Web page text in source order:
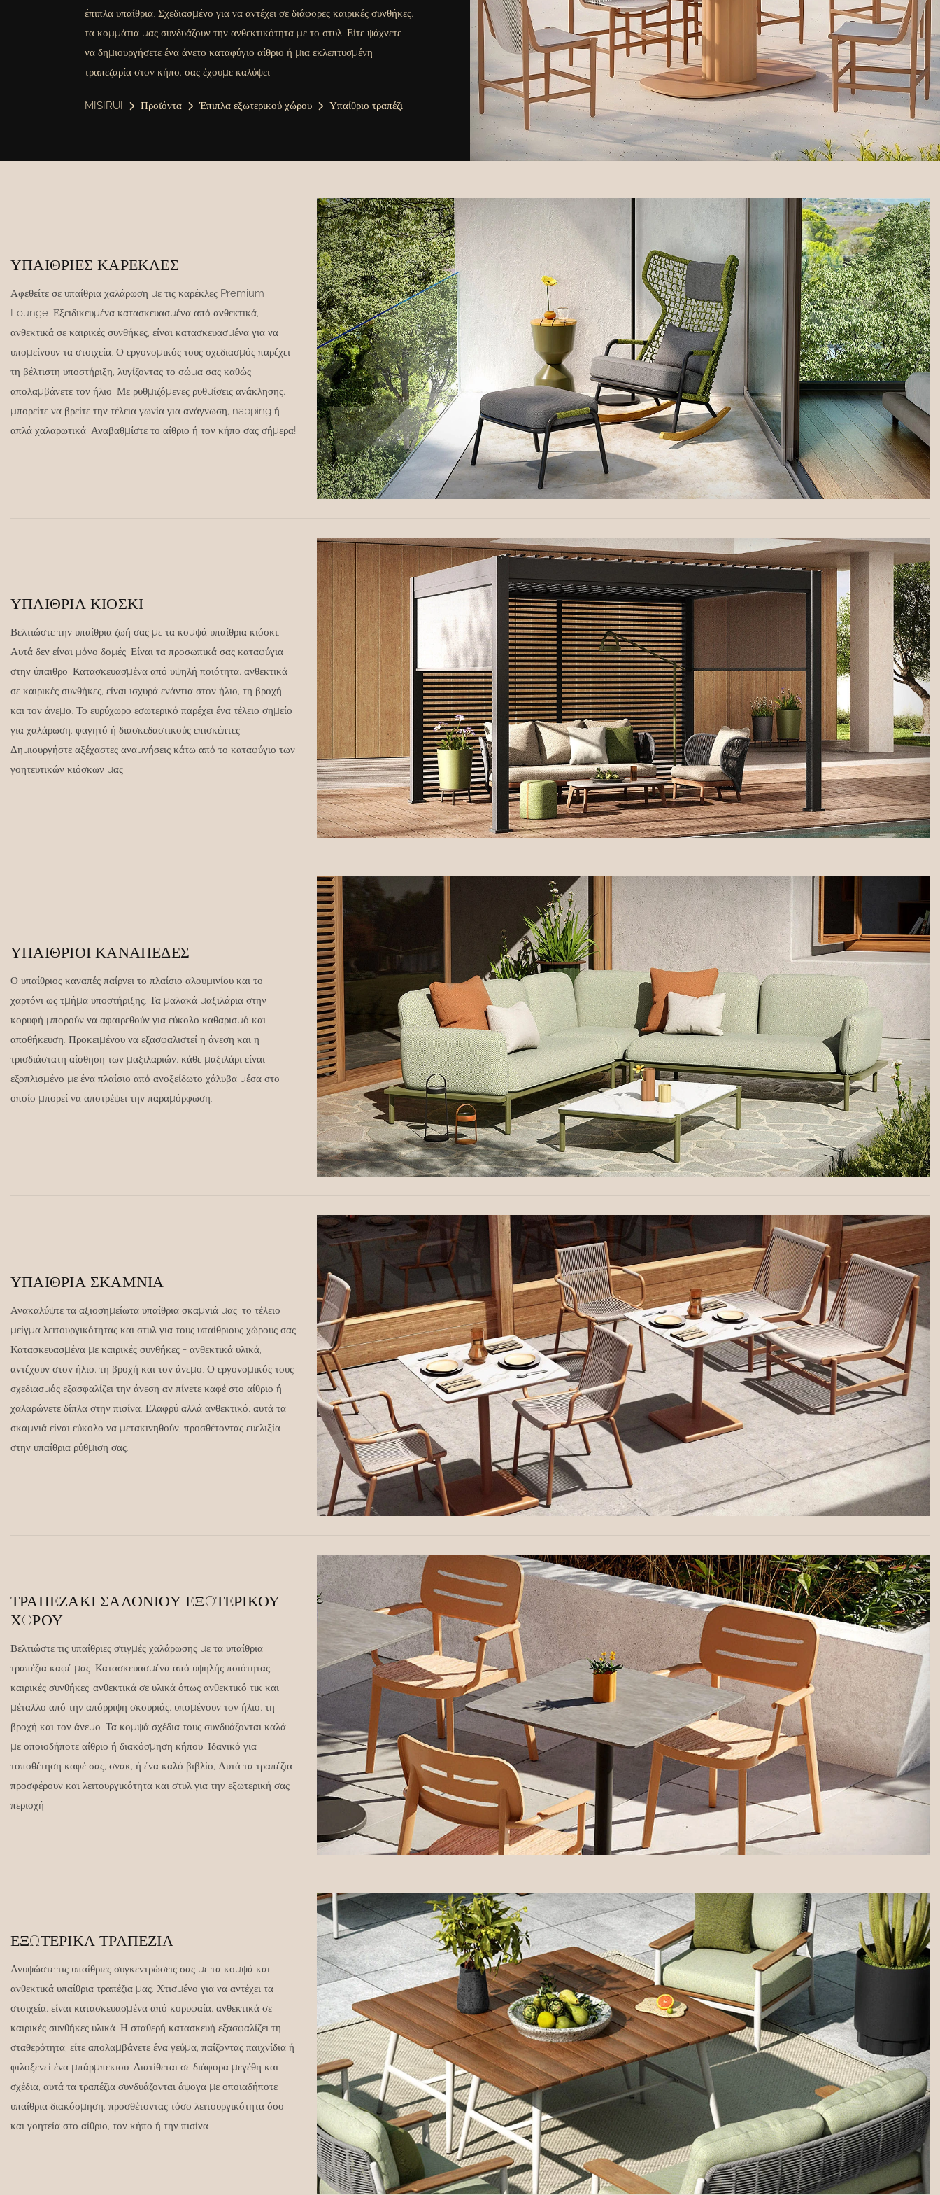
έπιπλα υπαίθρια. Σχεδιασμένο για να αντέχει σε διάφορες καιρικές συνθήκες,
τα κομμάτια μας συνδυάζουν την ανθεκτικότητα με το στυλ. Είτε ψάχνετε
να δημιουργήσετε ένα άνετο καταφύγιο αίθριο ή μια εκλεπτυσμένη
τραπεζαρία στον κήπο, σας έχουμε καλύψει.
MISIRUI Προϊόντα Έπιπλα εξωτερικού χώρου Υπαίθριο τραπέζι
ΥΠΑΊΘΡΙΕΣ ΚΑΡΈΚΛΕΣ
Αφεθείτε σε υπαίθρια χαλάρωση με τις καρέκλες Premium
Lounge. Εξειδικευμένα κατασκευασμένα από ανθεκτικά,
ανθεκτικά σε καιρικές συνθήκες, είναι κατασκευασμένα για να
υπομείνουν τα στοιχεία. Ο εργονομικός τους σχεδιασμός παρέχει
τη βέλτιστη υποστήριξη, λυγίζοντας το σώμα σας καθώς
απολαμβάνετε τον ήλιο. Με ρυθμιζόμενες ρυθμίσεις ανάκλησης,
μπορείτε να βρείτε την τέλεια γωνία για ανάγνωση, napping ή
απλά χαλαρωτικά. Αναβαθμίστε το αίθριο ή τον κήπο σας σήμερα!
ΥΠΑΊΘΡΙΑ ΚΙΌΣΚΙ
Βελτιώστε την υπαίθρια ζωή σας με τα κομψά υπαίθρια κιόσκι.
Αυτά δεν είναι μόνο δομές. Είναι τα προσωπικά σας καταφύγια
στην ύπαιθρο. Κατασκευασμένα από υψηλή ποιότητα, ανθεκτικά
σε καιρικές συνθήκες, είναι ισχυρά ενάντια στον ήλιο, τη βροχή
και τον άνεμο. Το ευρύχωρο εσωτερικό παρέχει ένα τέλειο σημείο
για χαλάρωση, φαγητό ή διασκεδαστικούς επισκέπτες.
Δημιουργήστε αξέχαστες αναμνήσεις κάτω από το καταφύγιο των
γοητευτικών κιόσκων μας.
ΥΠΑΊΘΡΙΟΙ ΚΑΝΑΠΈΔΕΣ
Ο υπαίθριος καναπές παίρνει το πλαίσιο αλουμινίου και το
χαρτόνι ως τμήμα υποστήριξης. Τα μαλακά μαξιλάρια στην
κορυφή μπορούν να αφαιρεθούν για εύκολο καθαρισμό και
αποθήκευση. Προκειμένου να εξασφαλιστεί η άνεση και η
τρισδιάστατη αίσθηση των μαξιλαριών, κάθε μαξιλάρι είναι
εξοπλισμένο με ένα πλαίσιο από ανοξείδωτο χάλυβα μέσα στο
οποίο μπορεί να αποτρέψει την παραμόρφωση.
ΥΠΑΊΘΡΙΑ ΣΚΑΜΝΙΆ
Ανακαλύψτε τα αξιοσημείωτα υπαίθρια σκαμνιά μας, το τέλειο
μείγμα λειτουργικότητας και στυλ για τους υπαίθριους χώρους σας.
Κατασκευασμένα με καιρικές συνθήκες - ανθεκτικά υλικά,
αντέχουν στον ήλιο, τη βροχή και τον άνεμο. Ο εργονομικός τους
σχεδιασμός εξασφαλίζει την άνεση αν πίνετε καφέ στο αίθριο ή
χαλαρώνετε δίπλα στην πισίνα. Ελαφρύ αλλά ανθεκτικό, αυτά τα
σκαμνιά είναι εύκολο να μετακινηθούν, προσθέτοντας ευελιξία
στην υπαίθρια ρύθμιση σας.
ΤΡΑΠΕΖΆΚΙ ΣΑΛΟΝΙΟΎ ΕΞΩΤΕΡΙΚΟΎ
ΧΏΡΟΥ
Βελτιώστε τις υπαίθριες στιγμές χαλάρωσης με τα υπαίθρια
τραπέζια καφέ μας. Κατασκευασμένα από υψηλής ποιότητας,
καιρικές συνθήκες-ανθεκτικά σε υλικά όπως ανθεκτικό τικ και
μέταλλο από την απόρριψη σκουριάς, υπομένουν τον ήλιο, τη
βροχή και τον άνεμο. Τα κομψά σχέδια τους συνδυάζονται καλά
με οποιοδήποτε αίθριο ή διακόσμηση κήπου. Ιδανικό για
τοποθέτηση καφέ σας, σνακ, ή ένα καλό βιβλίο, Αυτά τα τραπέζια
προσφέρουν και λειτουργικότητα και στυλ για την εξωτερική σας
περιοχή.
ΕΞΩΤΕΡΙΚΆ ΤΡΑΠΈΖΙΑ
Ανυψώστε τις υπαίθριες συγκεντρώσεις σας με τα κομψά και
ανθεκτικά υπαίθρια τραπέζια μας. Χτισμένο για να αντέχει τα
στοιχεία, είναι κατασκευασμένα από κορυφαία, ανθεκτικά σε
καιρικές συνθήκες υλικά. Η σταθερή κατασκευή εξασφαλίζει τη
σταθερότητα, είτε απολαμβάνετε ένα γεύμα, παίζοντας παιχνίδια ή
φιλοξενεί ένα μπάρμπεκιου. Διατίθεται σε διάφορα μεγέθη και
σχέδια, αυτά τα τραπέζια συνδυάζονται άψογα με οποιαδήποτε
υπαίθρια διακόσμηση, προσθέτοντας τόσο λειτουργικότητα όσο
και γοητεία στο αίθριο, τον κήπο ή την πισίνα.